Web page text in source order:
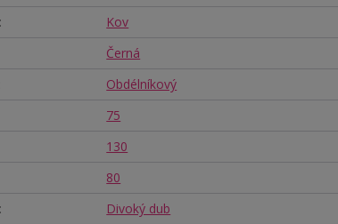
Kov
Černá
Obdélníkový
75
130
80
Divoký dub